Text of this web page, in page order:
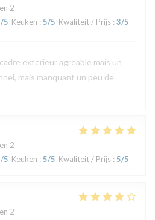
2
/5 Keuken : 5/5 Kwaliteit / Prijs : 3/5
exterieur agreable mais un
mais manquant un peu de
2
/5 Keuken : 5/5 Kwaliteit / Prijs : 5/5
2